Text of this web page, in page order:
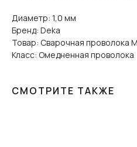
Диаметр: 1,0 мм
Бренд: Deka
Товар: Сварочная проволока
Класс: Омедненная проволока
СМОТРИТЕ ТАКЖЕ